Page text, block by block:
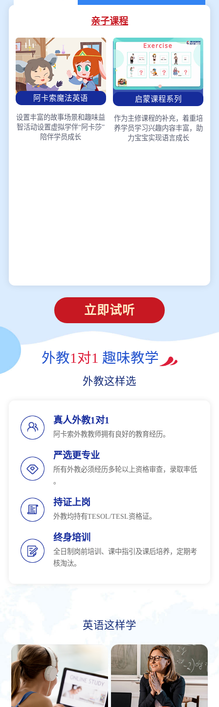
亲子课程
阿卡索魔法英语
设置丰富的故事场景和趣味益
智活动设置虚拟学伴“阿卡莎”
陪伴学员成长
启蒙课程系列
作为主修课程的补充，着重培
养学员学习兴趣内容丰富，助
力宝宝实现语言成长
立即试听
外教1对1 趣味教学
外教这样选
真人外教1对1
阿卡索外教教师拥有良好的教育经历。
严选更专业
所有外教必须经历多轮以上资格审查，录取率低
。
持证上岗
外教均持有TESOL/TESL资格证。
终身培训
全日制岗前培训、课中指引及课后培养，定期考
核淘汰。
英语这样学